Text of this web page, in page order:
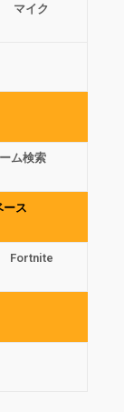
マイク
ム検索
ース
Fortnite